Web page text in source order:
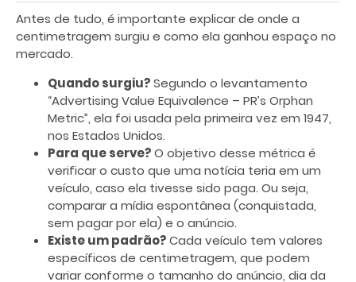
Antes de tudo, é importante explicar de onde a
centimetragem surgiu e como ela ganhou espaço no
mercado.
Quando surgiu?Segundo o levantamento
“Advertising Value Equivalence – PR’s Orphan
Metric”, ela foi usada pela primeira vez em 1947,
nos Estados Unidos.
Para que serve?O objetivo desse métrica é
verificar o custo que uma notícia teria em um
veículo, caso ela tivesse sido paga. Ou seja,
comparar a mídia espontânea (conquistada,
sem pagar por ela) e o anúncio.
Existe um padrão?Cada veículo tem valores
específicos de centimetragem, que podem
variar conforme o tamanho do anúncio, dia da